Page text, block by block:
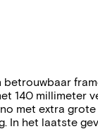
140 millimeter
met extra
In het laatste